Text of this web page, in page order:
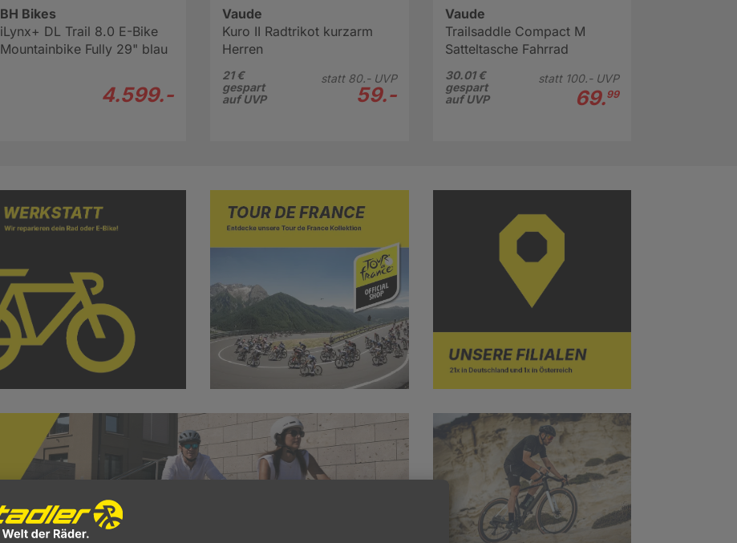
BH Bikes
iLynx+ DL Trail 8.0 E-Bike
Mountainbike Fully 29" blau
4.599.-
Vaude
Kuro II Radtrikot kurzarm
Herren
21 €
gespart
auf UVP
statt 80.-UVP
59.-
Vaude
Trailsaddle Compact M
Satteltasche Fahrrad
30.01 €
gespart
auf UVP
statt 100.-UVP
69.99